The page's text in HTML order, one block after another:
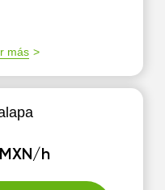
más
h